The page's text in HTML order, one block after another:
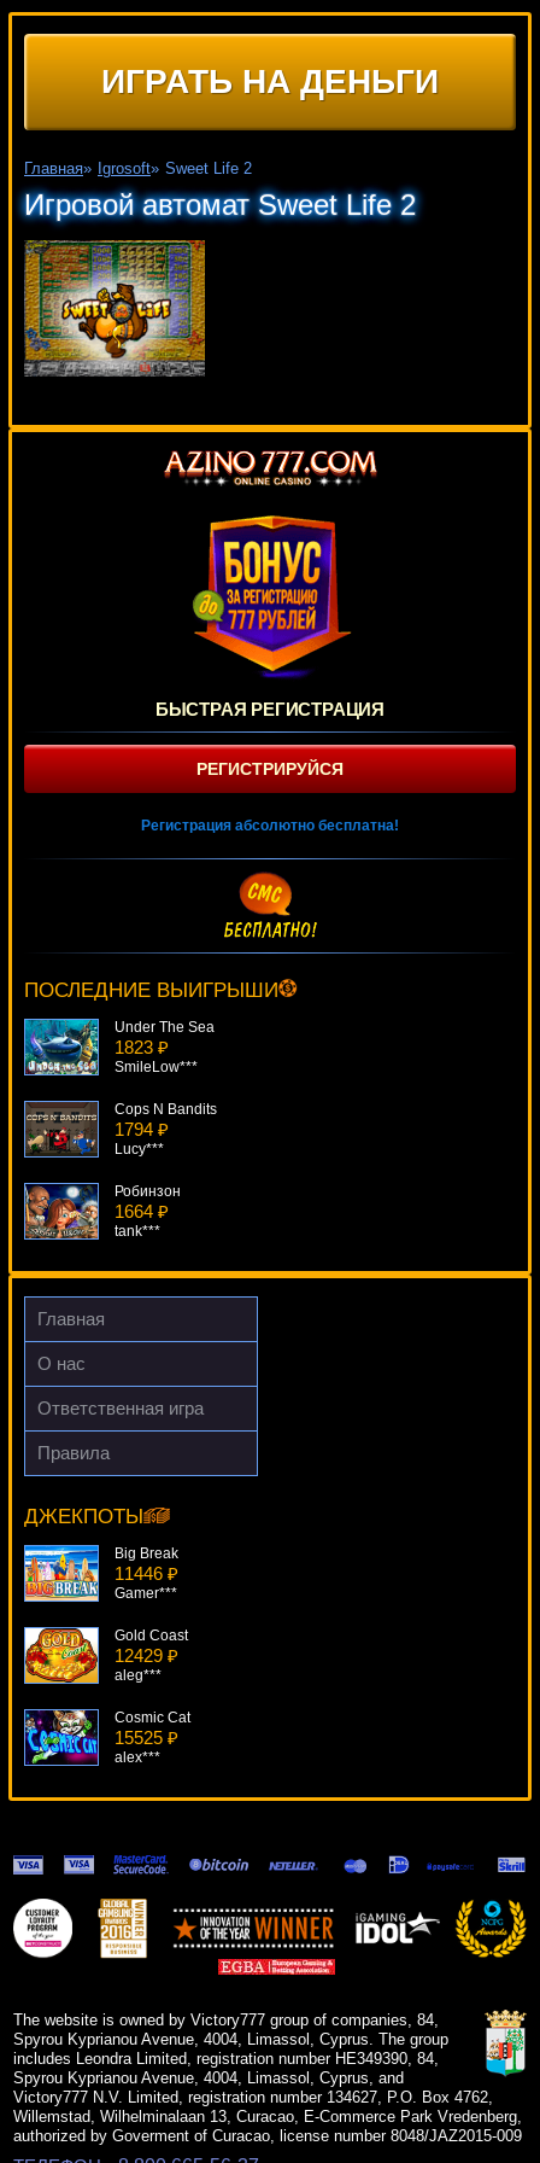
ИГРАТЬ НА ДЕНЬГИ
Главная» Igrosoft» Sweet Life 2
Игровой автомат Sweet Life 2
БЫСТРАЯ РЕГИСТРАЦИЯ
РЕГИСТРИРУЙСЯ
Регистрация абсолютно бесплатна!
ПОСЛЕДНИЕ ВЫИГРЫШИ
turen***
Under The Sea
1823 ₽
SmileLow***
Cops N Bandits
1794 ₽
Lucy***
Робинзон
1664 ₽
tank***
Pontoon Pro Series
2144 ₽
alex***
Главная
О нас
Ответственная игра
Правила
ДЖЕКПОТЫ
True Sheriff
mgarkunov***
Big Break
11446 ₽
Gamer***
Gold Coast
12429 ₽
aleg***
Cosmic Cat
15525 ₽
alex***
Wild West
16700 ₽
superman***
The Bees
The website is owned by Victory777 group of companies, 84,
Spyrou Kyprianou Avenue, 4004, Limassol, Cyprus. The group
includes Leondra Limited, registration number HE349390, 84,
Spyrou Kyprianou Avenue, 4004, Limassol, Cyprus, and
Victory777 N.V. Limited, registration number 134627, P.O. Box 4762,
Willemstad, Wilhelminalaan 13, Curacao, E-Commerce Park Vredenberg,
authorized by Goverment of Curacao, license number 8048/JAZ2015-009